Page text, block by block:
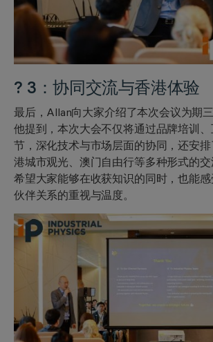
? 3：协同交流与香港体验
最后，Allan向大家介绍了本次会议为期三
他提到，本次大会不仅将通过品牌培训
节，深化技术与市场层面的协同，还安
港城市观光、澳门自由行等多种形式的交
希望大家能够在收获知识的同时，也能
伙伴关系的重视与温度。